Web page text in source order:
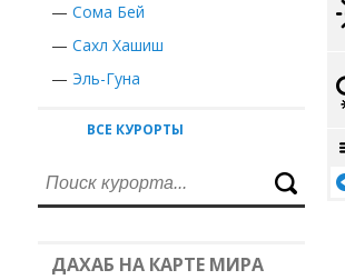
— Сома Бей
— Сахл Хашиш
— Эль-Гуна
ВСЕ КУРОРТЫ
ДАХАБ НА КАРТЕ МИРА